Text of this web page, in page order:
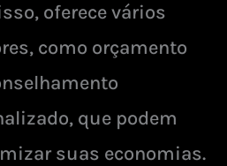
oferece vários
como orçamento
que podem
suas economias.